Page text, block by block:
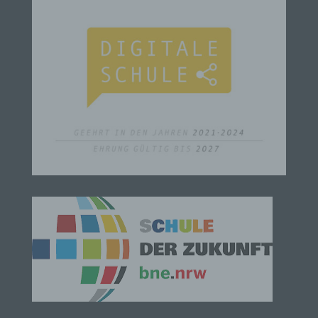
Person") beziehen. Als identifizierbar wird eine
natürliche Person angesehen, die direkt oder
indirekt, insbesondere mittels Zuordnung zu einer
Kennung wie einem Namen, zu einer
Kennnummer, zu Standortdaten, zu einer Online-
besonderen Merkmalen, die Ausdruck der
physischen, physiologischen, genetischen,
sozialen Identität dieser natürlichen Person sind,
b) betroffene Person
Betroffene Person ist jede identifizierte oder
identifizierbare natürliche Person, deren
personenbezogene Daten von dem für die
Verarbeitung Verantwortlichen verarbeitet werden.
c) Verarbeitung